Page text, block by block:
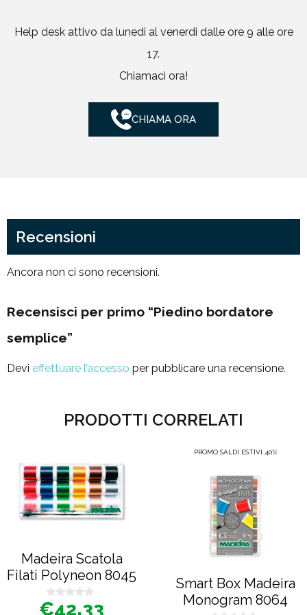
Help desk attivo da lunedi al venerdi dalle ore 9 alle ore
17.
Chiamaci ora!
CHIAMA ORA
Recensioni
Ancora non ci sono recensioni.
Recensisci per primo “Piedino bordatore
semplice”
Devi effettuare l’accesso per pubblicare una recensione.
PRODOTTI CORRELATI
Madeira Scatola
Filati Polyneon 8045
0
€42,33
PROMO SALDI ESTIVI 40%
Smart Box Madeira
Monogram 8064